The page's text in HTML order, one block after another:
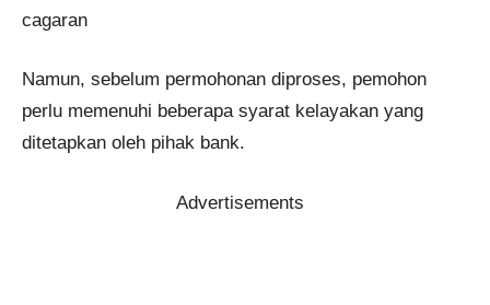
cagaran
Namun, sebelum permohonan diproses, pemohon
perlu memenuhi beberapa syarat kelayakan yang
ditetapkan oleh pihak bank.
Advertisements